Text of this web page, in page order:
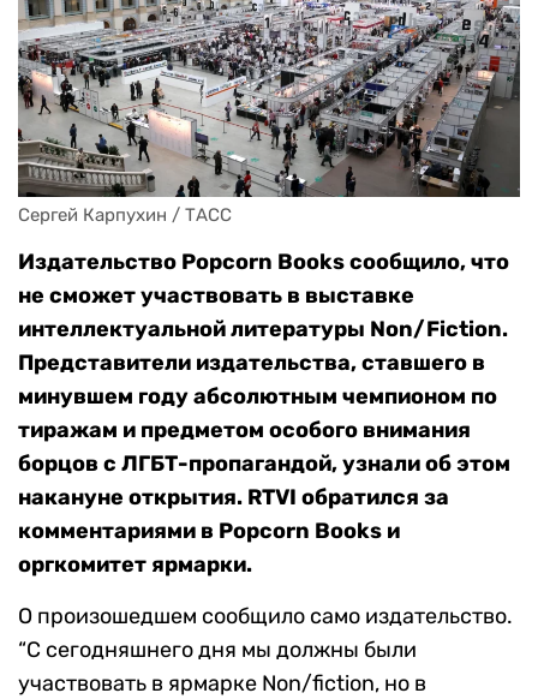
Сергей Карпухин / ТАСС
Издательство Popcorn Books сообщило, что
не сможет участвовать в выставке
интеллектуальной литературы Non/Fiction.
Представители издательства, ставшего в
минувшем году абсолютным чемпионом по
тиражам и предметом особого внимания
борцов с ЛГБТ-пропагандой, узнали об этом
накануне открытия. RTVI обратился за
комментариями в Popcorn Books и
оргкомитет ярмарки.
О произошедшем сообщило само издательство.
“С сегодняшнего дня мы должны были
участвовать в ярмарке Non/fiction, но в